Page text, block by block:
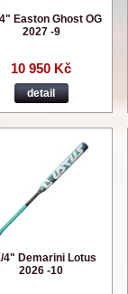
Easton Ghost OG
2027 -9
10 950 Kč
detail
4" Demarini Lotus
2026 -10